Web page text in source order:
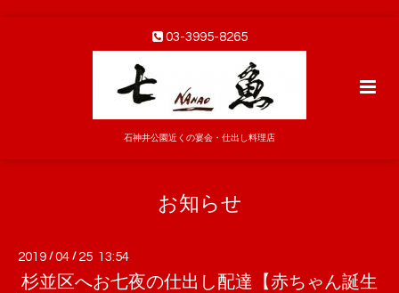
03-3995-8265
石神井公園近くの宴会・仕出し料理店
お知らせ
2019 /04 / 25 13:54
杉並区へお七夜の仕出し配達【赤ちゃん誕生